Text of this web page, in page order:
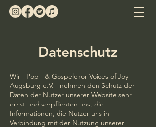
Datenschutz
Wir - Pop - & Gospelchor Voices of Joy
Augsburg e.V. - nehmen den Schutz der
Daten der Nutzer unserer Website sehr
ernst und verpflichten uns, die
Informationen, die Nutzer uns in
Verbindung mit der Nutzung unserer